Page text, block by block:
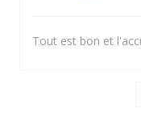
Tout est bon et